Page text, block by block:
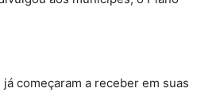
começaram a receber em suas